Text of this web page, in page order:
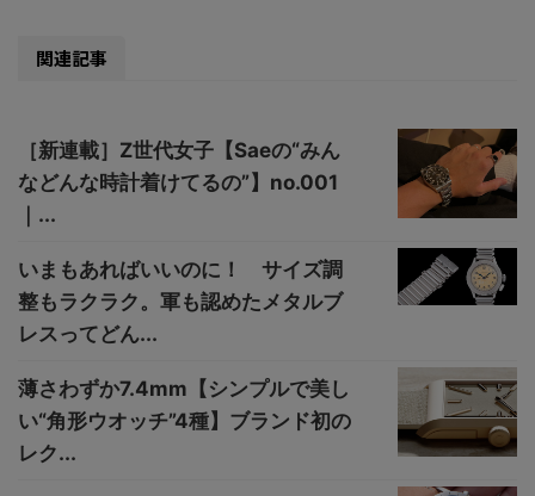
関連記事
［新連載］Z世代女子【Saeの“みん
などんな時計着けてるの”】no.001
｜...
いまもあればいいのに！ サイズ調
整もラクラク。軍も認めたメタルブ
レスってどん...
薄さわずか7.4mm【シンプルで美し
い“角形ウオッチ”4種】ブランド初の
レク...